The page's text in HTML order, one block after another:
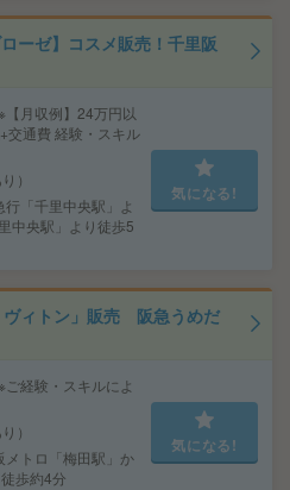
ーゼ】コスメ販売！千里阪
月収例】24万円以
交通費 経験・スキル
）
「千里中央駅」よ
中央駅」より徒歩5
気になる!
ヴィトン」販売 阪急うめだ
経験・スキルによ
）
トロ「梅田駅」か
歩約4分
気になる!